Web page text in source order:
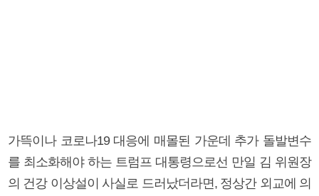
가뜩이나 코로나19 대응에 매몰된 가운데 추가 돌발변수
를 최소화해야 하는 트럼프 대통령으로선 만일 김 위원장
의 건강 이상설이 사실로 드러났더라면, 정상간 외교에 의